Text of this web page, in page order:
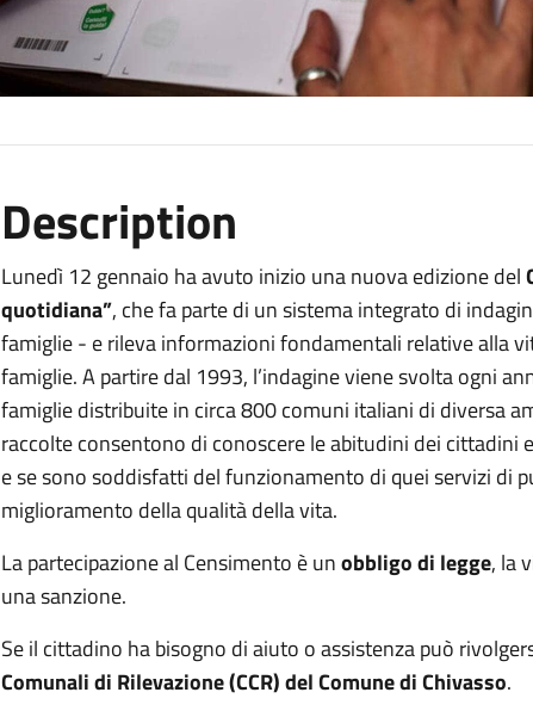
Description
Lunedì 12 gennaio ha avuto inizio una nuova edizione del
quotidiana”, che fa parte di un sistema integrato di
famiglie - e rileva informazioni fondamentali relative alla
famiglie. A partire dal 1993, l’indagine viene svolta ogni
famiglie distribuite in circa 800 comuni italiani di diversa
raccolte consentono di conoscere le abitudini dei cittadini
e se sono soddisfatti del funzionamento di quei servizi di
miglioramento della qualità della vita.
La partecipazione al Censimento è unobbligo di legge, la
una sanzione.
Se il cittadino ha bisogno di aiuto o assistenza può
Comunali di Rilevazione (CCR) del Comune di Chivasso.